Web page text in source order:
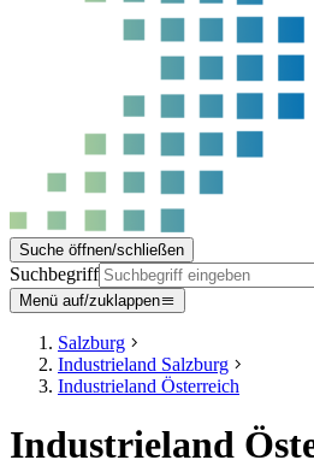
Suche öffnen/schließen
Suchbegriff
Menü auf/zuklappen
Salzburg
Industrieland Salzburg
Industrieland Österreich
Industrieland